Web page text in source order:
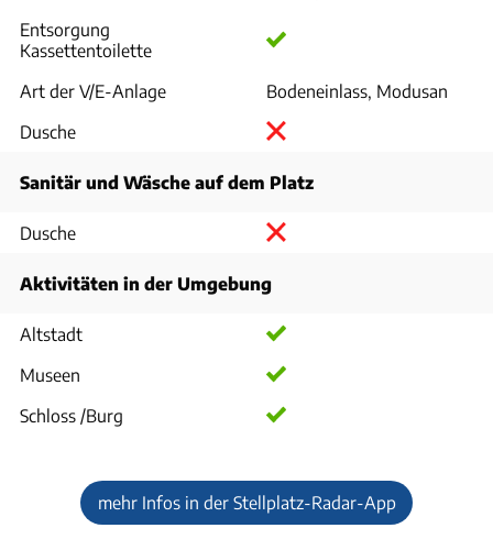
Entsorgung
Kassettentoilette
Art der V/E-Anlage
Bodeneinlass, Modusan
Dusche
Sanitär und Wäsche auf dem Platz
Dusche
Aktivitäten in der Umgebung
Altstadt
Museen
Schloss /Burg
mehr Infos in der Stellplatz-Radar-App